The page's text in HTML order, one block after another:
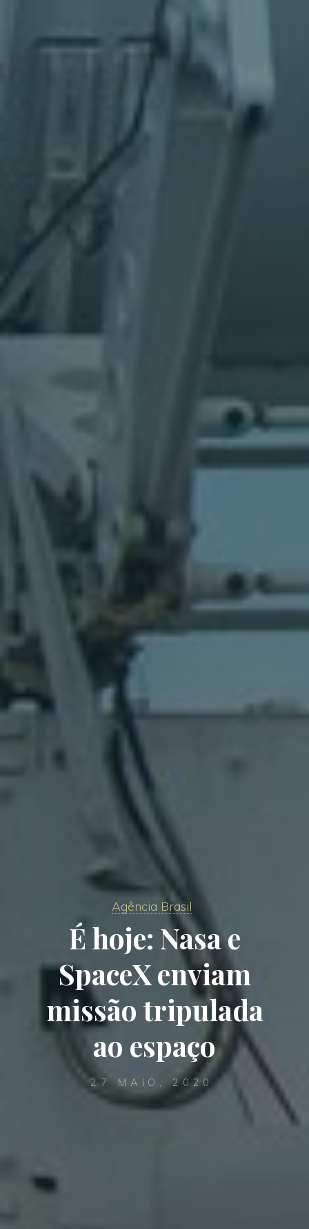
Agência Brasil
É hoje: Nasa e
SpaceX enviam
missão tripulada
ao espaço
27 MAIO, 2020